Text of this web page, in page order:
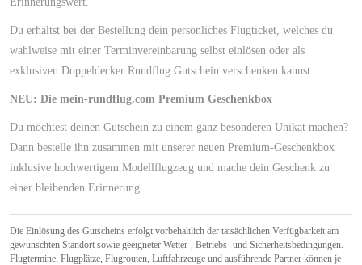
Du erhältst bei der Bestellung dein persönliches Flugticket, welches du
wahlweise mit einer Terminvereinbarung selbst einlösen oder als
exklusiven Doppeldecker Rundflug Gutschein verschenken kannst.
NEU: Die mein-rundflug.com Premium Geschenkbox
Du möchtest deinen Gutschein zu einem ganz besonderen Unikat machen?
Dann bestelle ihn zusammen mit unserer neuen Premium-Geschenkbox
inklusive hochwertigem Modellflugzeug und mache dein Geschenk zu
einer bleibenden Erinnerung.
Die Einlösung des Gutscheins erfolgt vorbehaltlich der tatsächlichen Verfügbarkeit am
gewünschten Standort sowie geeigneter Wetter-, Betriebs- und Sicherheitsbedingungen.
Flugtermine, Flugplätze, Flugrouten, Luftfahrzeuge und ausführende Partner können je